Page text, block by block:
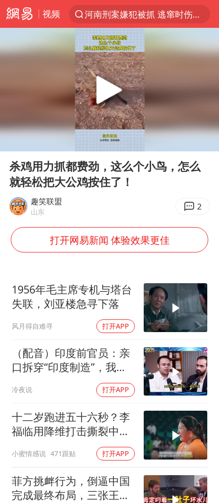
视频
河南刑案嫌犯被抓 逃窜时伤害多人
光影经济撬动暑期消费新蓝海
马克·艾伦退出斯诺克中国公开赛
上四休三，但降薪1000元，你接受吗？
央视新主播李秋莹孙亚鹏亮相
情侣平潭拍日出坠崖1死1伤
老挝国会主席赛宋蓬逝世
黄金牛市回来了吗
茅台部分直营店飞天茅台提价
《欢迎来龙餐馆》口碑
酒店回应车内过夜被收150元
杭州全市有序停课
商场现钱学森巨幅海报 负责人回应
乐享全民健身 共筑健康中国
Play
杀鸡用力抓都费劲，这么个小鸟，怎么
就轻松把大公鸡按住了！
趣笑联盟
山东 2
打开网易新闻 体验效果更佳
1956年毛主席专机与塔台
失联，刘亚楼急寻下落
风月得自难寻 打开APP
（配音）印度前官员：亲
口拆穿“印度制造”，我们
只有组装能力，算不上真
正的工业制造
冷夜说 打开APP
十二岁跑进五十六秒？李
福临用降维打击撕裂中国
小蜜情感说 471跟贴 打开APP
菲方挑衅行为，倒逼中国
完成最终布局，三张王牌